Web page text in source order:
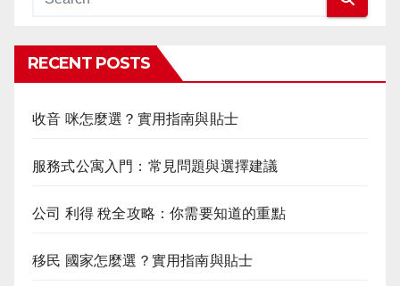
RECENT POSTS
收音 咪怎麼選？實用指南與貼士
服務式公寓入門：常見問題與選擇建議
公司 利得 稅全攻略：你需要知道的重點
移民 國家怎麼選？實用指南與貼士